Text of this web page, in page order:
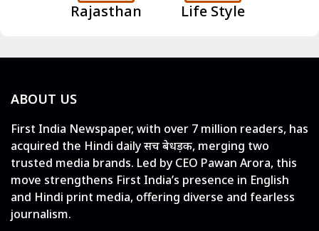
Rajasthan Life Style
ABOUT US
First India Newspaper, with over 7 million readers, has
acquired the Hindi daily सच बेधड़क, merging two
trusted media brands. Led by CEO Pawan Arora, this
move strengthens First India’s presence in English
and Hindi print media, offering diverse and fearless
journalism.